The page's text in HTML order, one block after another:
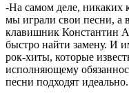
-На самом деле, никаких
мы играли свои песни, а
клавишник Константин
быстро найти замену. И
рок-хиты, которые
исполняющему
песни подходят идеально.